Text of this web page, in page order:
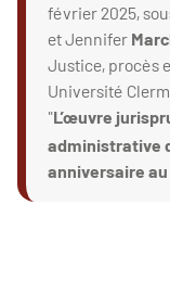
février 2025,
et Jennifer
Justice, procès
Université
"L’œuvre
administrative
anniversaire